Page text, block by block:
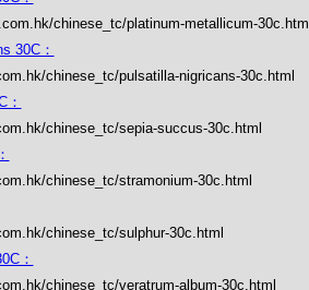
chinese_tc/platinum-metallicum-30c.html
30C：
chinese_tc/pulsatilla-nigricans-30c.html
chinese_tc/sepia-succus-30c.html
chinese_tc/stramonium-30c.html
chinese_tc/sulphur-30c.html
：
chinese_tc/veratrum-album-30c.html